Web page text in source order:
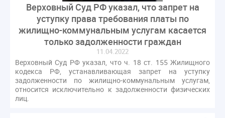
Верховный Суд РФ указал, что запрет на
уступку права требования платы по
жилищно-коммунальным услугам касается
только задолженности граждан
11.04.2022
Верховный Суд РФ указал, что ч. 18 ст. 155 Жилищного
кодекса РФ, устанавливающая запрет на уступку
задолженности по жилищно-коммунальным услугам,
относится исключительно к задолженности физических
лиц.